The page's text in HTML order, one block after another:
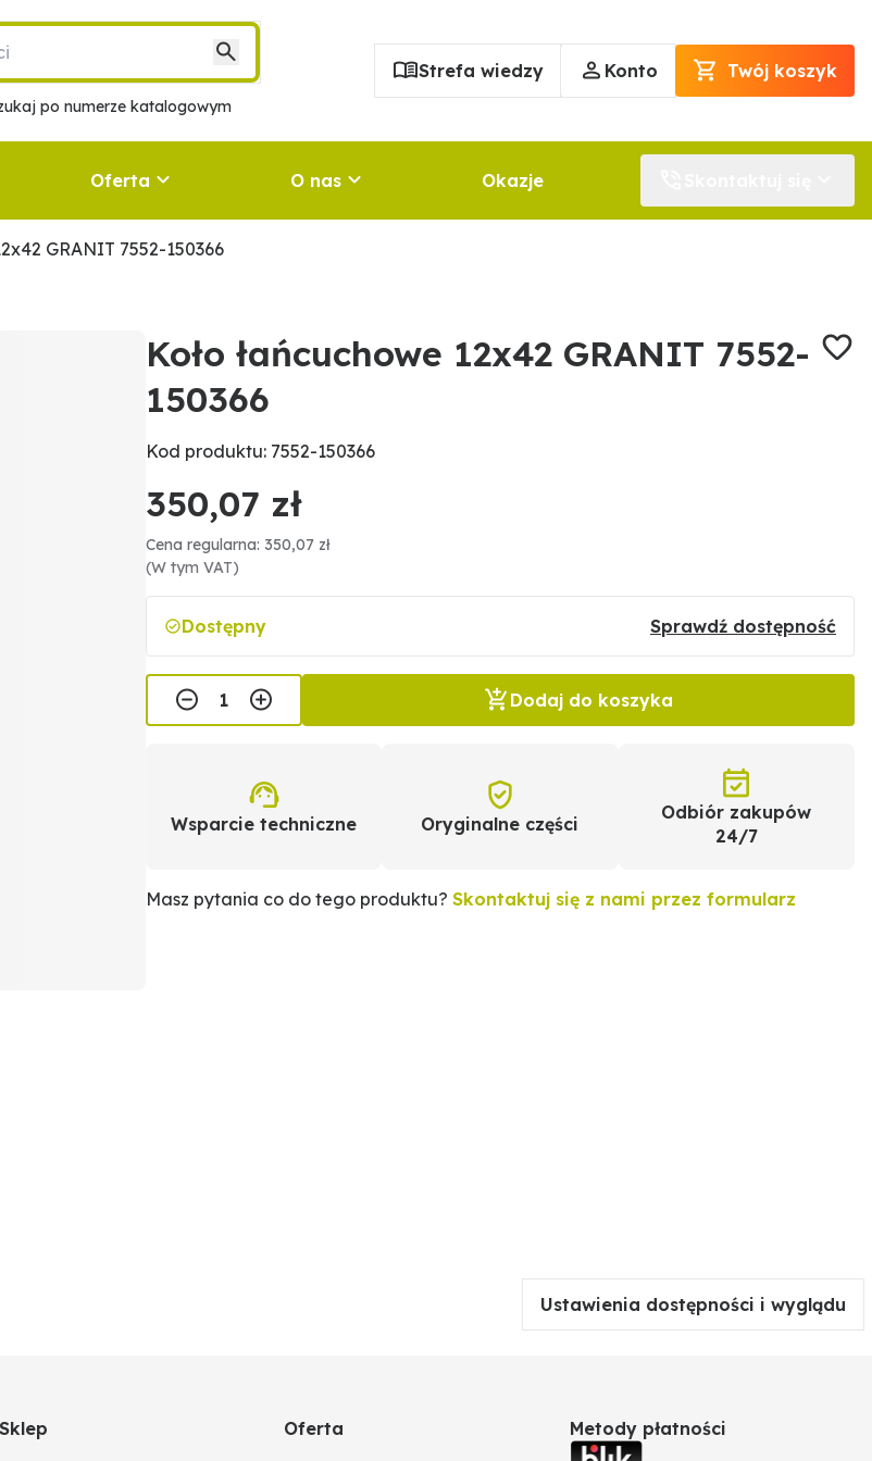
po numerze katalogowym
Strefa wiedzy Konto Twój koszyk
Oferta O nas Okazje
GRANIT 7552-150366
Koło łańcuchowe 12x42 GRANIT 7552-
150366
Kod produktu: 7552-150366
350,07 zł
Cena regularna: 350,07 zł
(W tym VAT)
Dostępny Sprawdź dostępność
Dodaj do koszyka
Wsparcie techniczne Oryginalne części
Odbiór zakupów
24/7
Masz pytania co do tego produktu? Skontaktuj się z nami przez formularz
Ustawienia dostępności i wyglądu
Sklep Oferta Metody płatności